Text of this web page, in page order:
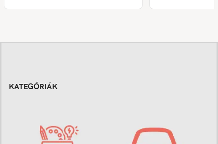
KATEGÓRIÁK